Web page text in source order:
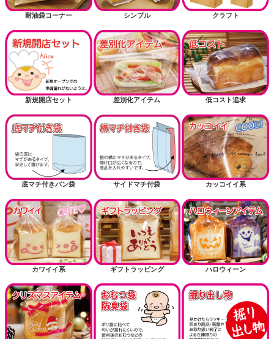
耐油袋コーナー シンプル クラフト
新規開店セット 差別化アイテム 低コスト追求
底マチ付きパン袋 サイドマチ付袋 カッコイイ系
カワイイ系 ギフトラッピング ハロウィーン